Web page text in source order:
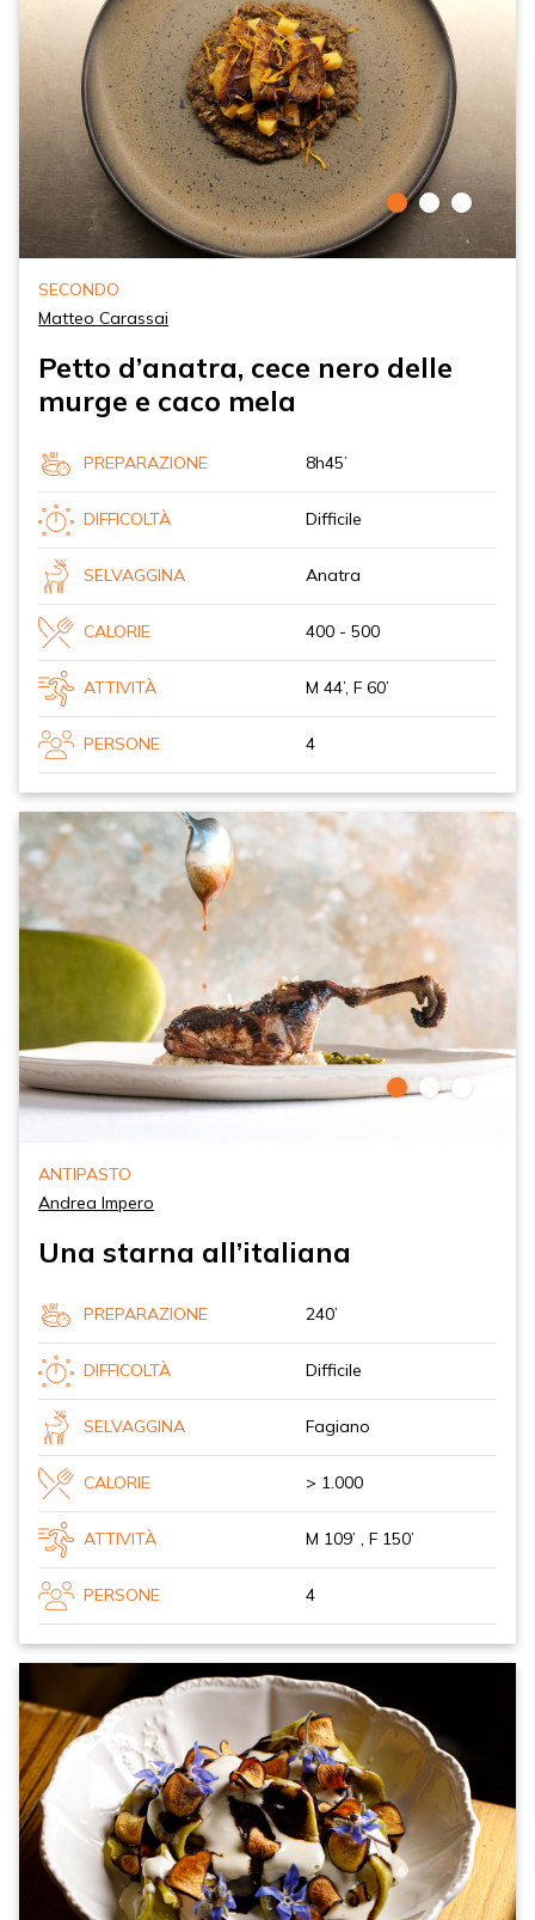
SECONDO
Matteo Carassai
Petto d’anatra, cece nero delle
murge e caco mela
PREPARAZIONE 8h45’
DIFFICOLTÀ Difficile
SELVAGGINA Anatra
CALORIE 400 - 500
ATTIVITÀ M 44’, F 60’
PERSONE 4
ANTIPASTO
Andrea Impero
Una starna all’italiana
PREPARAZIONE 240’
DIFFICOLTÀ Difficile
SELVAGGINA Fagiano
CALORIE > 1.000
ATTIVITÀ M 109’ , F 150’
PERSONE 4